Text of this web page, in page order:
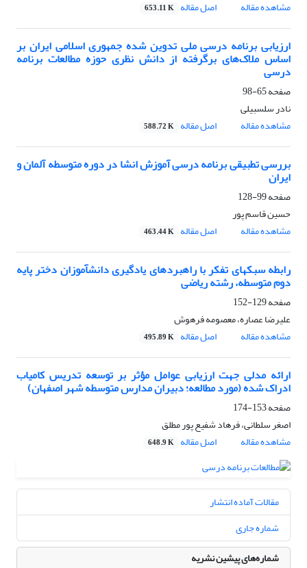
مشاهده مقاله
اصل مقاله 653.11 K
ارزیابی برنامه درسی ملی تدوین شده جمهوری اسلامی ایران بر
اساس ملاک‌های برگرفته از دانش نظری حوزه مطالعات برنامه
درسی
صفحه65-98
نادر سلسبیلی
مشاهده مقاله
اصل مقاله 588.72 K
بررسی تطبیقی برنامه درسی آموزش انشا در دوره متوسطه آلمان و
ایران
صفحه99-128
حسین قاسم پور
مشاهده مقاله
اصل مقاله 463.44 K
رابطه سبک‎های تفکر با راهبردهای یادگیری دانش‎آموزان دختر پایه
دوم متوسطه، رشته ریاضی
صفحه129-152
علیرضا عصاره، معصومه فرهوش
مشاهده مقاله
اصل مقاله 495.89 K
ارائه مدلی جهت ارزیابی عوامل مؤثر بر توسعه تدریس کامیاب
ادراک شده (مورد مطالعه؛ دبیران مدارس متوسطه شهر اصفهان)
صفحه153-174
اصغر سلطانی، فرهاد شفیع پور مطلق
مشاهده مقاله
اصل مقاله 648.9 K
مقالات آماده انتشار
شماره جاری
شماره‌های پیشین نشریه